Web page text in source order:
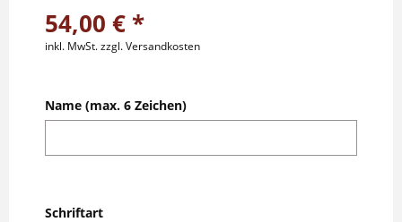
54,00 € *
inkl. MwSt.zzgl. Versandkosten
Name (max. 6 Zeichen)
Schriftart